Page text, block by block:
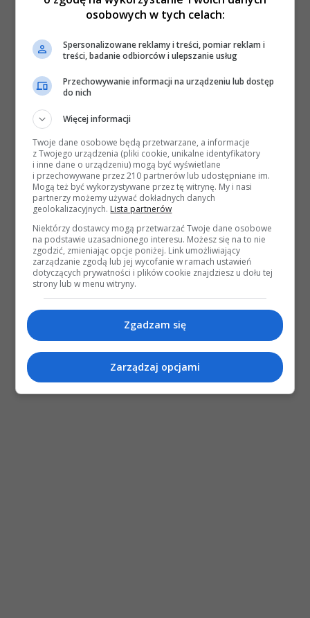
osobowych w tych celach:
Spersonalizowane reklamy i treści, pomiar reklam i
treści, badanie odbiorców i ulepszanie usług
Przechowywanie informacji na urządzeniu lub dostęp
do nich
Więcej informacji
Twoje dane osobowe będą przetwarzane, a informacje
z Twojego urządzenia (pliki cookie, unikalne identyfikatory
i inne dane o urządzeniu) mogą być wyświetlane
i przechowywane przez 210 partnerów lub udostępniane im.
Mogą też być wykorzystywane przez tę witrynę. My i nasi
partnerzy możemy używać dokładnych danych
geolokalizacyjnych. Lista partnerów
Niektórzy dostawcy mogą przetwarzać Twoje dane osobowe
na podstawie uzasadnionego interesu. Możesz się na to nie
zgodzić, zmieniając opcje poniżej. Link umożliwiający
zarządzanie zgodą lub jej wycofanie w ramach ustawień
dotyczących prywatności i plików cookie znajdziesz u dołu tej
strony lub w menu witryny.
Zgadzam się
Zarządzaj opcjami